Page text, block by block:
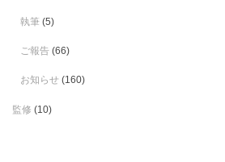
執筆 (5)
ご報告 (66)
お知らせ (160)
監修 (10)